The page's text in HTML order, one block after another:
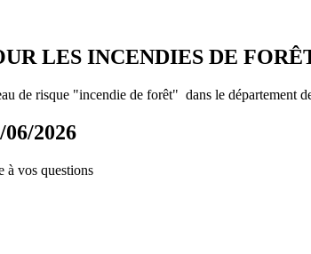
LES INCENDIES DE
de risque "incendie de forêt" dans le département
2026
à vos questions